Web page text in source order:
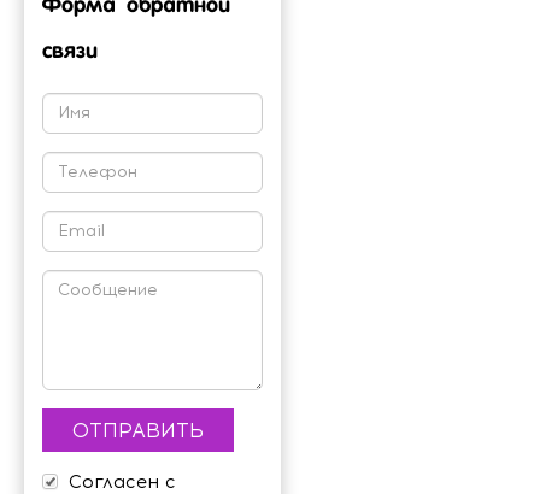
Форма обратной
связи
Согласен с